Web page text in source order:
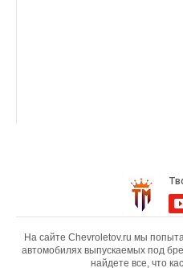
На сайте Chevroletov.ru мы
автомобилях выпускаемых под
найдете все, что